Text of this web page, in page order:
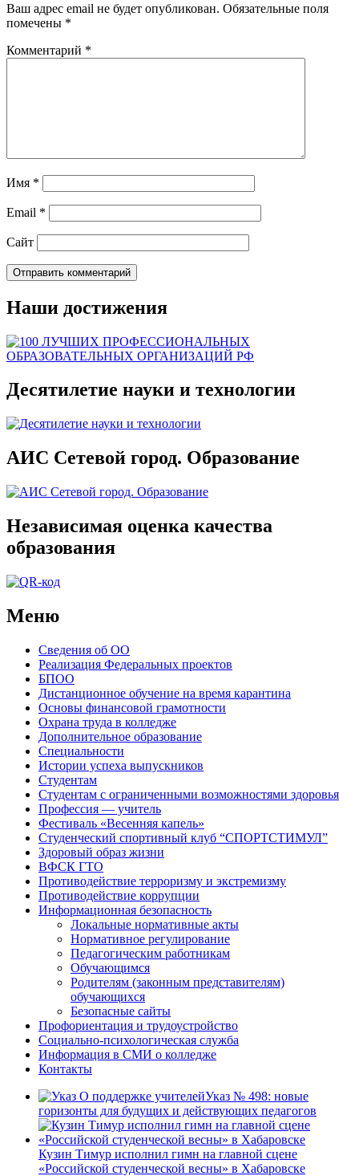
Ваш адрес email не будет опубликован. Обязательные поля
помечены *
Комментарий *
Имя *
Email *
Сайт
Наши достижения
Десятилетие науки и технологии
АИС Сетевой город. Образование
Независимая оценка качества
образования
Меню
Сведения об ОО
Реализация Федеральных проектов
БПОО
Дистанционное обучение на время карантина
Основы финансовой грамотности
Охрана труда в колледже
Дополнительное образование
Специальности
Истории успеха выпускников
Студентам
Студентам с ограниченными возможностями здоровья
Профессия — учитель
Фестиваль «Весенняя капель»
Студенческий спортивный клуб “СПОРТСТИМУЛ”
Здоровый образ жизни
ВФСК ГТО
Противодействие терроризму и экстремизму
Противодействие коррупции
Информационная безопасность
Локальные нормативные акты
Нормативное регулирование
Педагогическим работникам
Обучающимся
Родителям (законным представителям)
обучающихся
Безопасные сайты
Профориентация и трудоустройство
Социально-психологическая служба
Информация в СМИ о колледже
Контакты
Указ № 498: новые
горизонты для будущих и действующих педагогов
Кузин Тимур исполнил гимн на главной сцене
«Российской студенческой весны» в Хабаровске